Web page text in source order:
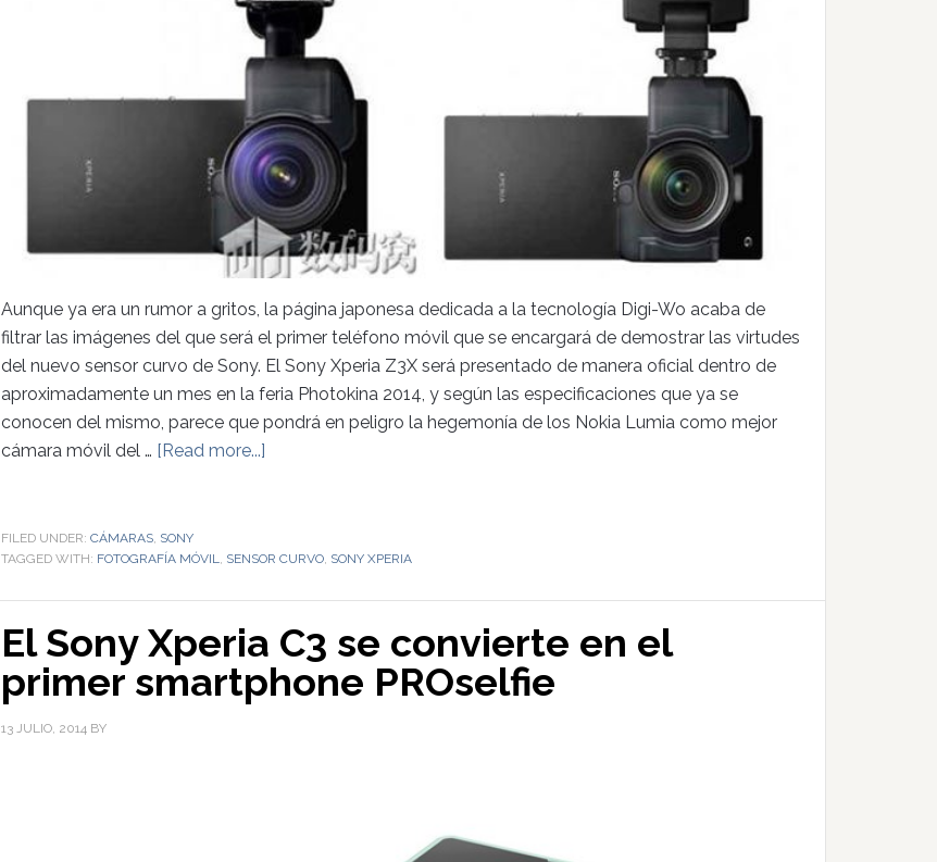
Aunque ya era un rumor a gritos, la página japonesa dedicada a la tecnología Digi-Wo acaba de
filtrar las imágenes del que será el primer teléfono móvil que se encargará de demostrar las virtudes
del nuevo sensor curvo de Sony. El Sony Xperia Z3X será presentado de manera oficial dentro de
aproximadamente un mes en la feria Photokina 2014, y según las especificaciones que ya se
conocen del mismo, parece que pondrá en peligro la hegemonía de los Nokia Lumia como mejor
cámara móvil del … [Read more...]
FILED UNDER: CÁMARAS SONY
TAGGED WITH: FOTOGRAFÍA MÓVIL SENSOR CURVO SONY XPERIA
El Sony Xperia C3 se convierte en el
primer smartphone PROselfie
13 JULIO, 2014 BY